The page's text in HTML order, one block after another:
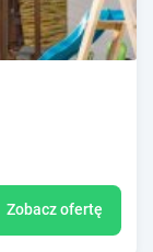
Zobacz ofertę